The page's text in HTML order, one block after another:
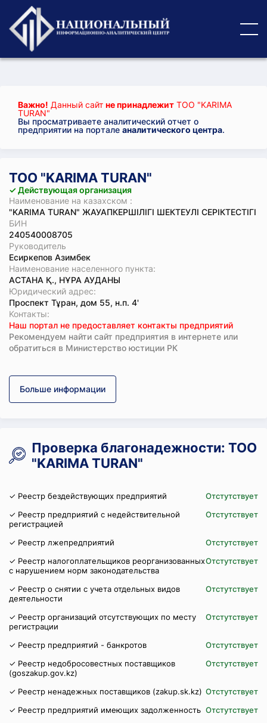
Важно! Данный сайт не принадлежит ТОО "KARIMA
TURAN"
Вы просматриваете аналитический отчет о
предприятии на портале аналитического центра.
ТОО "KARIMA TURAN"
✓ Действующая организация
Наименование на казахском :
"KARIMA TURAN" ЖАУАПКЕРШІЛІГІ ШЕКТЕУЛІ СЕРІКТЕСТІГІ
БИН
240540008705
Руководитель
Есиркепов Азимбек
Наименование населенного пункта:
АСТАНА Қ., НҰРА АУДАНЫ
Юридический адрес:
Проспект Тұран, дом 55, н.п. 4'
Koнтaкты:
Наш портал не предоставляет контакты предприятий
Рекомендуем найти сайт предприятия в интернете или
обратиться в Министерство юстиции РК
Больше информации
Проверка благонадежности: ТОО
"KARIMA TURAN"
✓ Реестр бездействующих предприятий
Отстутствует
✓ Реестр предприятий с недействительной
регистрацией
Отстутствует
✓ Реестр лжепредприятий
Отстутствует
✓ Реестр налогоплательщиков реорганизованных
с нарушением норм законодательства
Отстутствует
✓ Реестр о снятии с учета отдельных видов
деятельности
Отстутствует
✓ Реестр организаций отсутствующих по месту
регистрации
Отстутствует
✓ Реестр предприятий - банкротов
Отстутствует
✓ Реестр недобросовестных поставщиков
(goszakup.gov.kz)
Отстутствует
✓ Реестр ненадежных поставщиков (zakup.sk.kz) Отстутствует
✓ Реестр предприятий имеющих задолженность Отстутствует